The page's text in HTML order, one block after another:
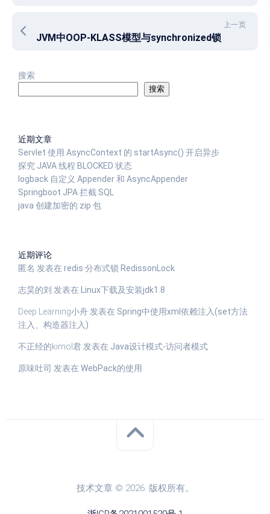
上一页
JVM中OOP-KLASS模型与synchronized锁
搜索
搜索
近期文章
Servlet 使用 AsyncContext 的 startAsync() 开启异步
探究 JAVA 线程 BLOCKED 状态
logback 自定义 Appender 和 AsyncAppender
Springboot JPA 拦截 SQL
java 创建加密的 zip 包
近期评论
匿名 发表在 redis 分布式锁 RedissonLock
志昊的刘 发表在 Linux下载及安装jdk1.8
Deep Learning小舟发表在 Spring中使用xml依赖注入(set方法
注入、构造器注入)
不正经的kimol君发表在 Java设计模式-访问者模式
原味吐司 发表在 WebPack的使用
技术文章 © 2026. 版权所有。